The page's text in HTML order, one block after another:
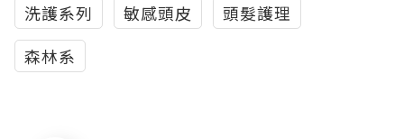
洗護系列
敏感頭皮
頭髮護理
森林系